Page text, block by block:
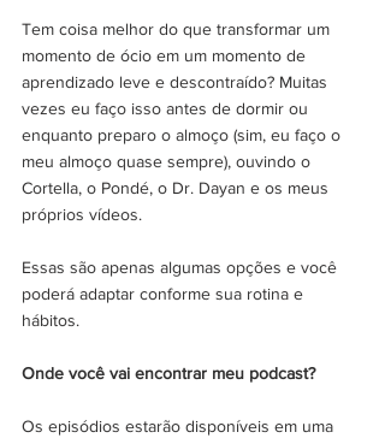
Tem coisa melhor do que transformar um
momento de ócio em um momento de
aprendizado leve e descontraído? Muitas
vezes eu faço isso antes de dormir ou
enquanto preparo o almoço (sim, eu faço o
meu almoço quase sempre), ouvindo o
Cortella, o Pondé, o Dr. Dayan e os meus
próprios vídeos.
Essas são apenas algumas opções e você
poderá adaptar conforme sua rotina e
hábitos.
Onde você vai encontrar meu podcast?
Os episódios estarão disponíveis em uma